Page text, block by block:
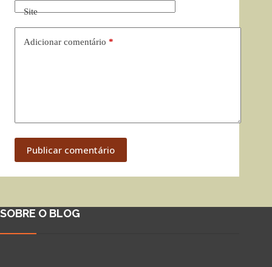
Site
Adicionar comentário *
Publicar comentário
SOBRE O BLOG